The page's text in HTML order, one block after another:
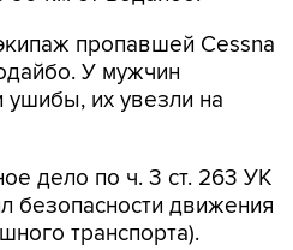
пропавшей Cessna
У мужчин
их увезли на
дело по ч. 3 ст. 263 УК
безопасности движения
транспорта).